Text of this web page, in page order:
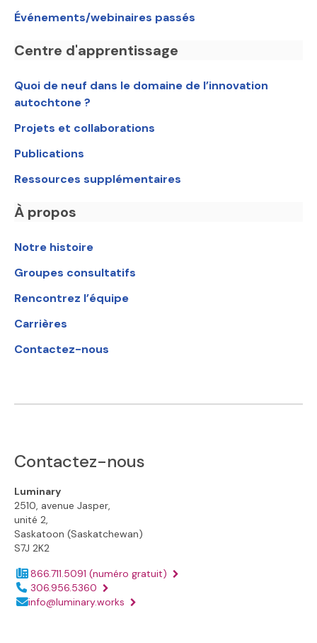
Événements/webinaires passés
Centre d'apprentissage
Quoi de neuf dans le domaine de l’innovation
autochtone ?
Projets et collaborations
Publications
Ressources supplémentaires
À propos
Notre histoire
Groupes consultatifs
Rencontrez l’équipe
Carrières
Contactez-nous
Contactez-nous
Luminary
2510, avenue Jasper,
unité 2,
Saskatoon (Saskatchewan)
S7J 2K2
866.711.5091 (numéro gratuit)
Numéro de téléphone :
306.956.5360
Adresse électronique :
info@luminary.works